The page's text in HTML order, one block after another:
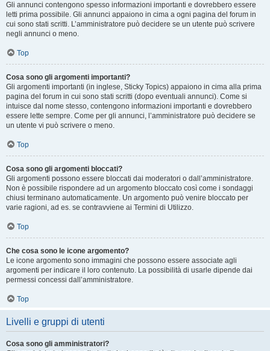
Gli annunci contengono spesso informazioni importanti e dovrebbero essere
letti prima possibile. Gli annunci appaiono in cima a ogni pagina del forum in
cui sono stati scritti. L’amministratore può decidere se un utente può scrivere
negli annunci o meno.
Top
Cosa sono gli argomenti importanti?
Gli argomenti importanti (in inglese, Sticky Topics) appaiono in cima alla prima
pagina del forum in cui sono stati scritti (dopo eventuali annunci). Come si
intuisce dal nome stesso, contengono informazioni importanti e dovrebbero
essere lette sempre. Come per gli annunci, l’amministratore può decidere se
un utente vi può scrivere o meno.
Top
Cosa sono gli argomenti bloccati?
Gli argomenti possono essere bloccati dai moderatori o dall’amministratore.
Non è possibile rispondere ad un argomento bloccato così come i sondaggi
chiusi terminano automaticamente. Un argomento può venire bloccato per
varie ragioni, ad es. se contravviene ai Termini di Utilizzo.
Top
Che cosa sono le icone argomento?
Le icone argomento sono immagini che possono essere associate agli
argomenti per indicare il loro contenuto. La possibilità di usarle dipende dai
permessi concessi dall’amministratore.
Top
Livelli e gruppi di utenti
Cosa sono gli amministratori?